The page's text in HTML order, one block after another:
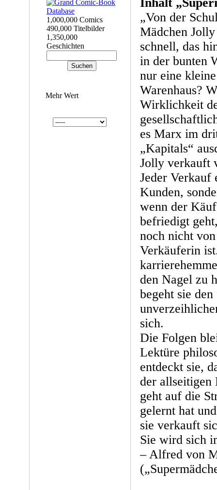
1,000,000 Comics
490,000 Titelbilder
1,350,000
Geschichten
Mehr Wert
„Von der
Mädchen
schnell, das
in der bunten
nur eine
Warenhaus?
Wirklichkeit
es Marx im
„Kapitals“
Jolly verkauft
Jeder Verkauf
Kunden,
wenn der
befriedigt
noch nicht
Verkäuferin
den Nagel zu
begeht sie
sich.
Die Folgen
Lektüre
entdeckt sie,
der
geht auf die
gelernt hat
sie verkauft
Sie wird sich
– Alfred von